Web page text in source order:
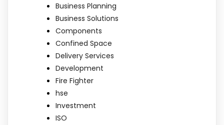
Business Planning
Business Solutions
Components
Confined Space
Delivery Services
Development
Fire Fighter
hse
Investment
ISO